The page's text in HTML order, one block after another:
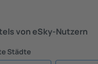
von eSky-Nutzern
Städte